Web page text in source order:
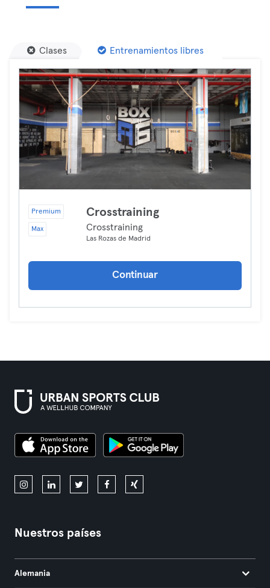
Clases Entrenamientos libres
Premium
Max
Crosstraining
Crosstraining
Las Rozas de Madrid
Continuar
Nuestros países
Alemania